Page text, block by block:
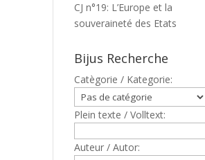
CJ n°19: L’Europe et la
souveraineté des Etats
Bijus Recherche
Catègorie / Kategorie:
Plein texte / Volltext:
Auteur / Autor: